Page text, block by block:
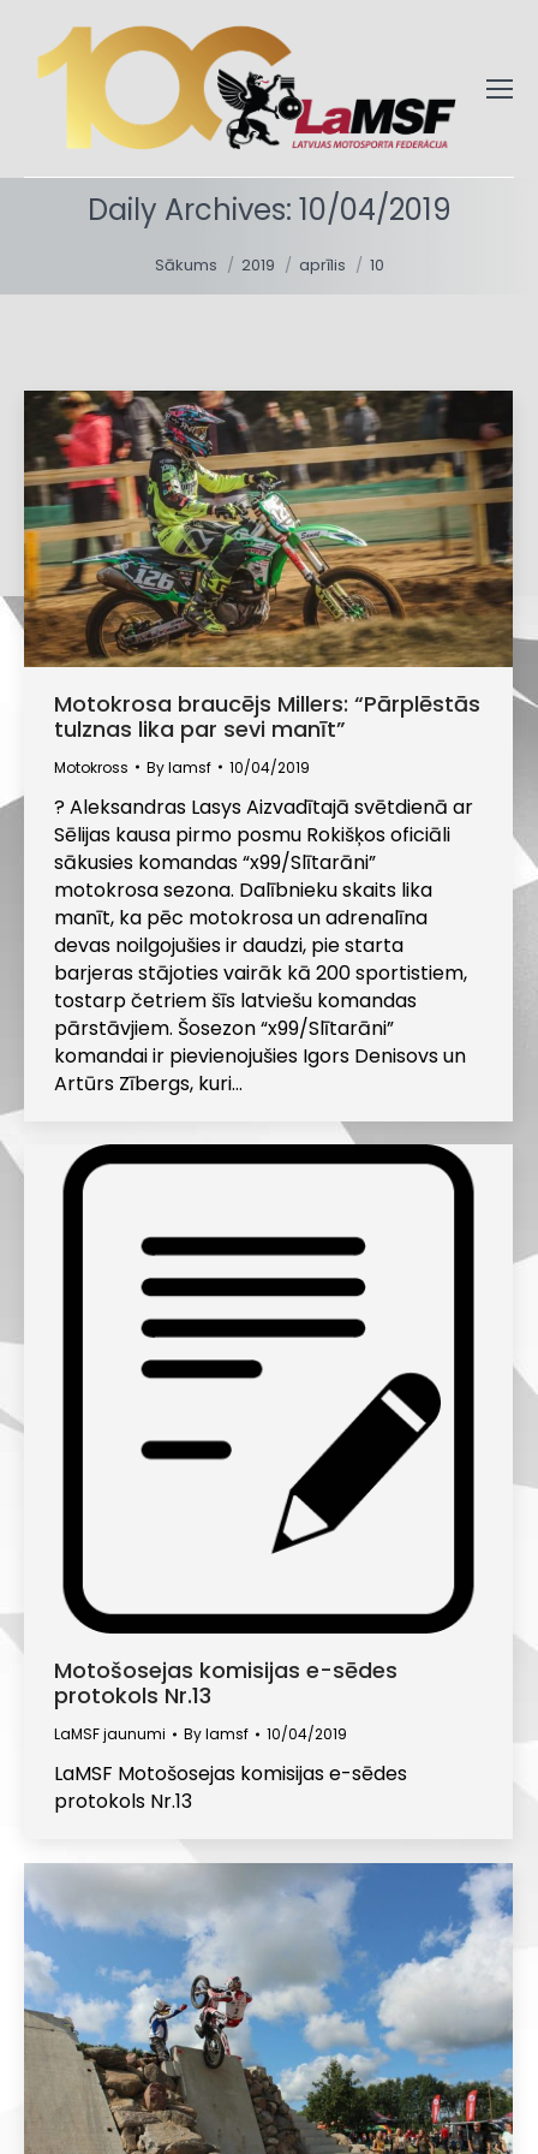
Daily Archives: 10/04/2019
Sākums 2019 aprīlis 10
Motokrosa braucējs Millers: “Pārplēstās
tulznas lika par sevi manīt”
Motokross Bylamsf 10/04/2019
? Aleksandras Lasys Aizvadītajā svētdienā ar
Sēlijas kausa pirmo posmu Rokišķos oficiāli
sākusies komandas “x99/Slītarāni”
motokrosa sezona. Dalībnieku skaits lika
manīt, ka pēc motokrosa un adrenalīna
devas noilgojušies ir daudzi, pie starta
barjeras stājoties vairāk kā 200 sportistiem,
tostarp četriem šīs latviešu komandas
pārstāvjiem. Šosezon “x99/Slītarāni”
komandai ir pievienojušies Igors Denisovs un
Artūrs Zībergs, kuri…
Motošosejas komisijas e-sēdes
protokols Nr.13
LaMSF jaunumi Bylamsf 10/04/2019
LaMSF Motošosejas komisijas e-sēdes
protokols Nr.13